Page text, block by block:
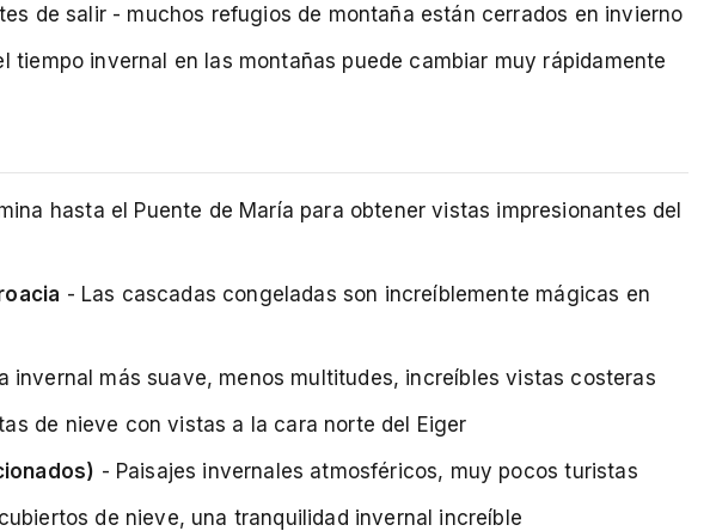
de salir - muchos refugios de montaña están cerrados en invierno
tiempo invernal en las montañas puede cambiar muy rápidamente
hasta el Puente de María para obtener vistas impresionantes del
- Las cascadas congeladas son increíblemente mágicas en
invernal más suave, menos multitudes, increíbles vistas costeras
de nieve con vistas a la cara norte del Eiger
- Paisajes invernales atmosféricos, muy pocos turistas
de nieve, una tranquilidad invernal increíble